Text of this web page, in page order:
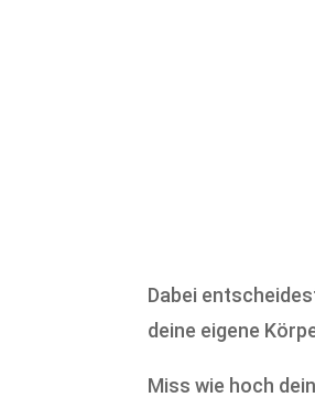
Dabei
deine eigene
Miss wie hoch